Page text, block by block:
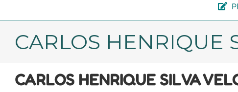
CARLOS HENRIQUE
CARLOS HENRIQUE SILVA